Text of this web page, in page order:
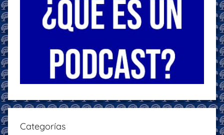
Categorías